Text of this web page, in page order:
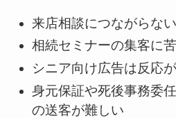
来店相談につながらない
相続セミナーの集客に
シニア向け広告は反応
身元保証や死後事務委
の送客が難しい